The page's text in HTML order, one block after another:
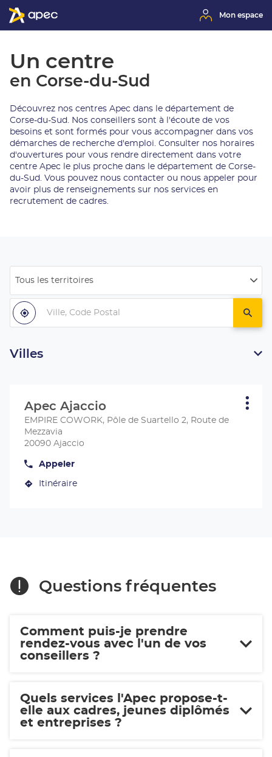
Mon espace
Un centre
en Corse-du-Sud
Découvrez nos centres Apec dans le département de
Corse-du-Sud. Nos conseillers sont à l'écoute de vos
besoins et sont formés pour vous accompagner dans vos
démarches de recherche d'emploi. Consulter nos horaires
d'ouvertures pour vous rendre directement dans votre
centre Apec le plus proche dans le département de Corse-
du-Sud. Vous pouvez nous contacter ou nous appeler pour
avoir plus de renseignements sur nos services en
recrutement de cadres.
Tous les territoires
Filtrer
par
pays
À
proximité
,
trouver
Apec
Ville,
Code
Postal
un
Villes
touche
ENTRÉE
pour
obtenir
plus
Centre
:
Apec Ajaccio
EMPIRE COWORK, Pôle de Suartello 2, Route de
Mezzavia
20090 Ajaccio
Appeler
Afficher
numéroItinéraire
jusqu'au
Plus
Questions fréquentes
Comment puis-je prendre
rendez-vous avec l'un de vos
conseillers ?
Quels services l'Apec propose-t-
elle aux cadres, jeunes diplômés
et entreprises ?